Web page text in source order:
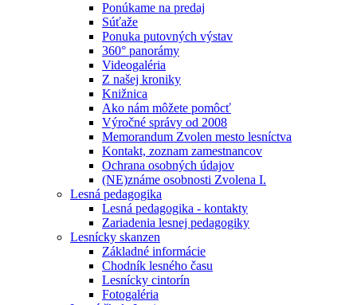
Ponúkame na predaj
Súťaže
Ponuka putovných výstav
360° panorámy
Videogaléria
Z našej kroniky
Knižnica
Ako nám môžete pomôcť
Výročné správy od 2008
Memorandum Zvolen mesto lesníctva
Kontakt, zoznam zamestnancov
Ochrana osobných údajov
(NE)známe osobnosti Zvolena I.
Lesná pedagogika
Lesná pedagogika - kontakty
Zariadenia lesnej pedagogiky
Lesnícky skanzen
Základné informácie
Chodník lesného času
Lesnícky cintorín
Fotogaléria